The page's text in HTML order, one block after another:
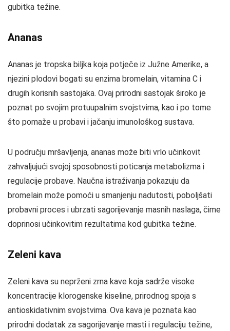
gubitka težine.
Ananas
Ananas je tropska biljka koja potječe iz Južne Amerike, a
njezini plodovi bogati su enzima bromelain, vitamina C i
drugih korisnih sastojaka. Ovaj prirodni sastojak široko je
poznat po svojim protuupalnim svojstvima, kao i po tome
što pomaže u probavi i jačanju imunološkog sustava.
U području mršavljenja, ananas može biti vrlo učinkovit
zahvaljujući svojoj sposobnosti poticanja metabolizma i
regulacije probave. Naučna istraživanja pokazuju da
bromelain može pomoći u smanjenju nadutosti, poboljšati
probavni proces i ubrzati sagorijevanje masnih naslaga, čime
doprinosi učinkovitim rezultatima kod gubitka težine.
Zeleni kava
Zeleni kava su neprženi zrna kave koja sadrže visoke
koncentracije klorogenske kiseline, prirodnog spoja s
antioskidativnim svojstvima. Ova kava je poznata kao
prirodni dodatak za sagorijevanje masti i regulaciju težine,